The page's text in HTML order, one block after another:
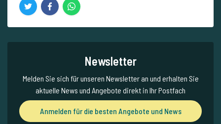
Newsletter
Melden Sie sich für unseren Newsletter an und erhalten Sie
aktuelle News und Angebote direkt in Ihr Postfach
Anmelden für die besten Angebote und News